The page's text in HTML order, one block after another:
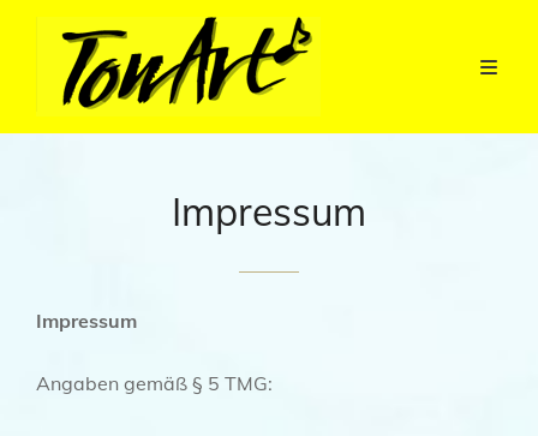
Impressum
Impressum
Angaben gemäß § 5 TMG: